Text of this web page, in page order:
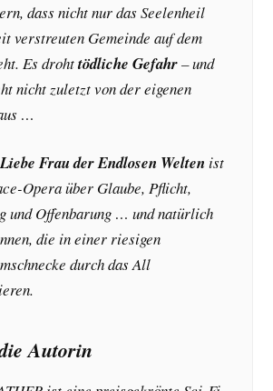
dass nicht nur das Seelenheil
verstreuten Gemeinde auf dem
Es drohttödliche Gefahr– und
nicht zuletzt von der eigenen
…
Frau der Endlosen Welten ist
Opera über Glaube, Pflicht,
und Offenbarung … und natürlich
die in einer riesigen
durch das All
Autorin